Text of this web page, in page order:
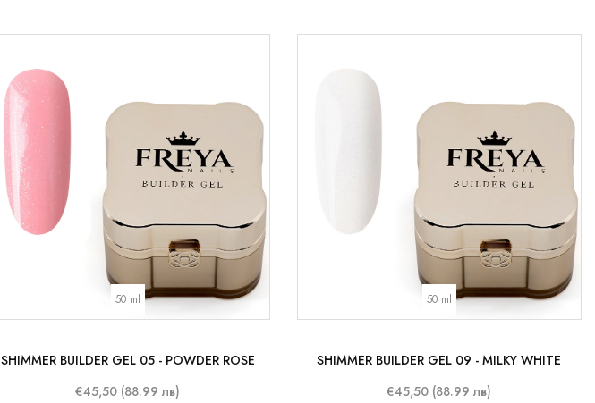
50 ml
SHIMMER BUILDER GEL 05 - POWDER ROSE
€45,50 (88.99 лв)
50 ml
SHIMMER BUILDER GEL 09 - MILKY WHITE
€45,50 (88.99 лв)